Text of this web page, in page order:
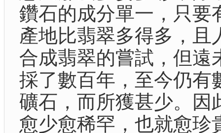
鑽石的成分單一，只要
產地比翡翠多得多，
合成翡翠的嘗試，但遠
採了數百年，至今仍有
礦石，而所獲甚少。因
愈少愈稀罕，也就愈珍